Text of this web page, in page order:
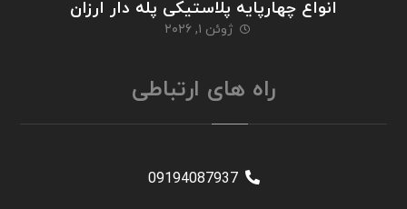
انواع چهارپایه پلاستیکی پله دار ارزان
ژوئن ۱, ۲۰۲۶
راه های ارتباطی
09194087937